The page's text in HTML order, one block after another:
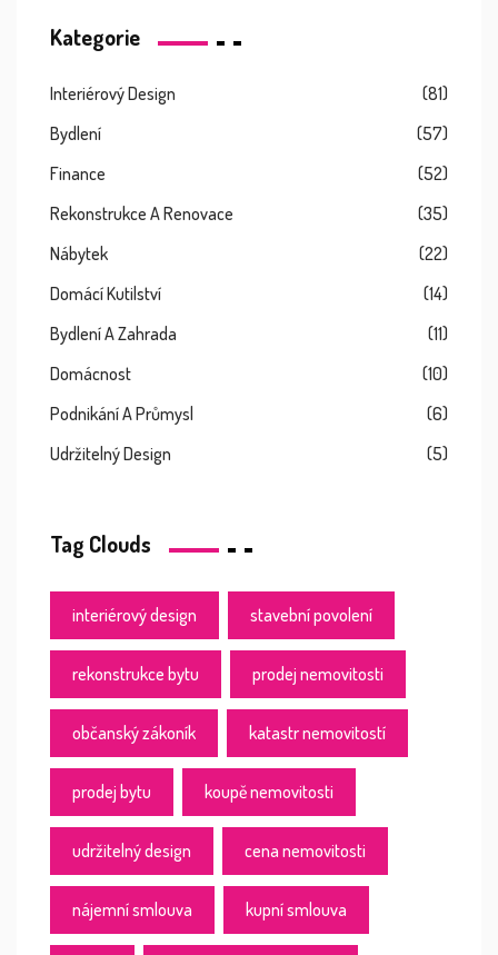
Kategorie
Interiérový Design
(81)
Bydlení
(57)
Finance
(52)
Rekonstrukce A Renovace
(35)
Nábytek
(22)
Domácí Kutilství
(14)
Bydlení A Zahrada
(11)
Domácnost
(10)
Podnikání A Průmysl
(6)
Udržitelný Design
(5)
Tag Clouds
interiérový design stavební povolení
rekonstrukce bytu prodej nemovitosti
občanský zákoník katastr nemovitostí
prodej bytu koupě nemovitosti
udržitelný design cena nemovitosti
nájemní smlouva kupní smlouva